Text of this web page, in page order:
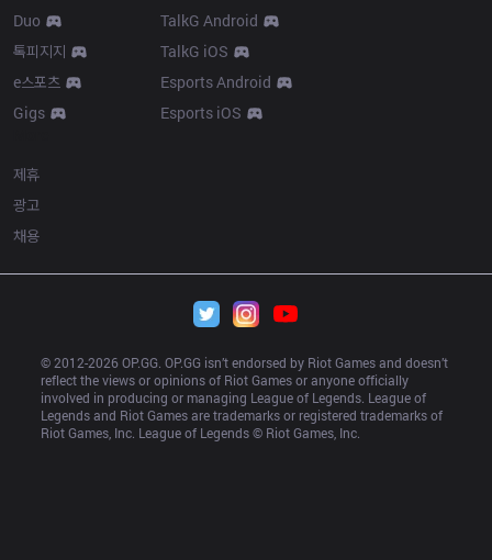
Duo
톡피지지
e스포츠
Gigs
TalkG Android
TalkG iOS
Esports Android
Esports iOS
제휴
광고
채용
© 2012-2026 OP.GG. OP.GG isn’t endorsed by Riot Games and doesn’t
reflect the views or opinions of Riot Games or anyone officially
involved in producing or managing League of Legends. League of
Legends and Riot Games are trademarks or registered trademarks of
Riot Games, Inc. League of Legends © Riot Games, Inc.